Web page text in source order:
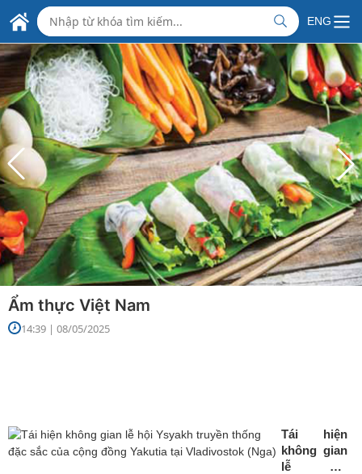
Skip to Main Content
ĐẠI SỨ QUÁN
CỘNG HÒA XÃ HỘI CHỦ NGHĨA VIỆT NAM
TẠI CỘNG HOÀ ẤN ĐỘ
ENG
Ẩm thực Việt Nam
14:39 | 08/05/2025
Tái hiện
không gian
lễ hội